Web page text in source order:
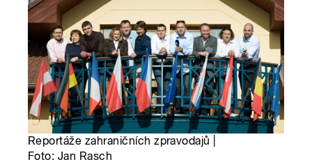
Reportáže zahraničních zpravodajů |
Foto: Jan Rasch